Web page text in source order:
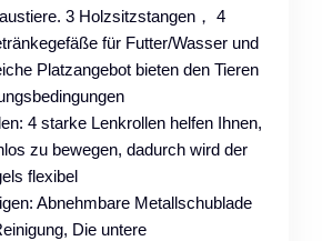
3 Holzsitzstangen， 4
für Futter/Wasser und
Platzangebot bieten den Tieren
4 starke Lenkrollen helfen Ihnen,
zu bewegen, dadurch wird der
flexibel
Abnehmbare Metallschublade
Die untere